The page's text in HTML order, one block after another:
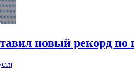
новый рекорд